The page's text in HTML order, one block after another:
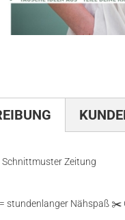
Schnittmuster Zeitung
stundenlanger Nähspaß ✂️